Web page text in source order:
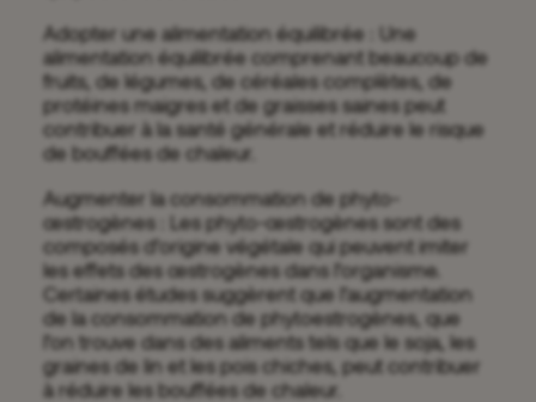
Adopter une alimentation équilibrée : Une
alimentation équilibrée comprenant beaucoup de
fruits, de légumes, de céréales complètes, de
protéines maigres et de graisses saines peut
contribuer à la santé générale et réduire le risque
de bouffées de chaleur.
Augmenter la consommation de phyto-
œstrogènes : Les phyto-œstrogènes sont des
composés d’origine végétale qui peuvent imiter
les effets des œstrogènes dans l’organisme.
Certaines études suggèrent que l’augmentation
de la consommation de phytoestrogènes, que
l’on trouve dans des aliments tels que le soja, les
graines de lin et les pois chiches, peut contribuer
à réduire les bouffées de chaleur.